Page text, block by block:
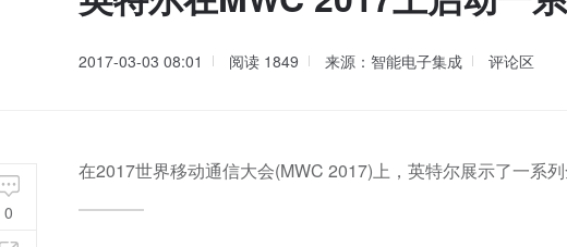
2017-03-03 08:01 阅读 1849 来源：智能电子集成 评论区
在2017世界移动通信大会(MWC 2017)上，英特尔展示了一系
0